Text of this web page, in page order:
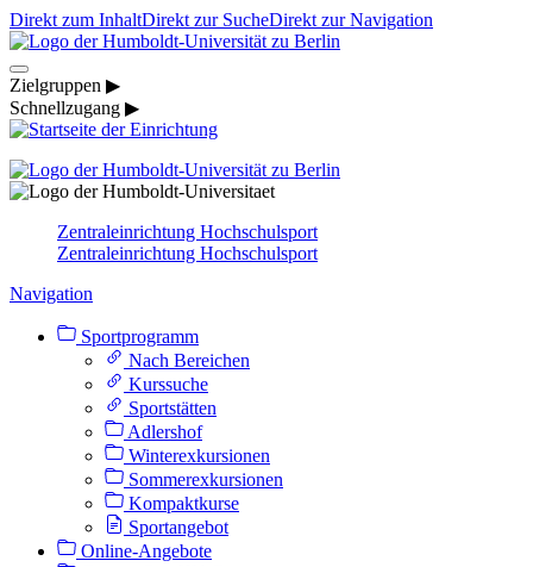
Direkt zum InhaltDirekt zur SucheDirekt zur Navigation
Zielgruppen ▶
Schnellzugang ▶
Zentraleinrichtung Hochschulsport
Zentraleinrichtung Hochschulsport
Navigation
Sportprogramm
Nach Bereichen
Kurssuche
Sportstätten
Adlershof
Winterexkursionen
Sommerexkursionen
Kompaktkurse
Sportangebot
Online-Angebote